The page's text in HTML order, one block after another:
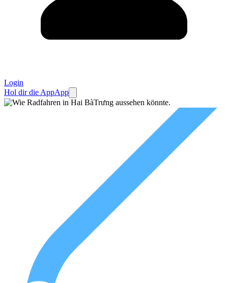
Login
Hol dir die AppApp